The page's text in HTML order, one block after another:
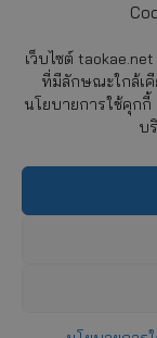
เว็บไซต์
ที่มีลักษณะใกล้เ
นโยบายการใช้คุกกี้
บ
Fax : 02-054-
เกี่ยวกับบริษัทฯ
การสั่งซื้อสินค้า
นโยบายความเป็นส่ว